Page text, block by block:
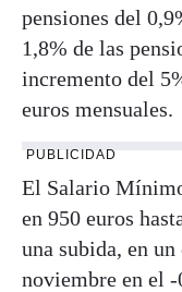
pensiones del
1,8% de las
incremento del
euros mensuales.
PUBLICIDAD
El Salario
en 950 euros
una subida, en
noviembre en el